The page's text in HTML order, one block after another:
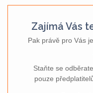
Zajímá Vás
Pak právě pro Vás
Staňte se
pouze